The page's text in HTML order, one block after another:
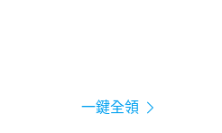
一鍵全領